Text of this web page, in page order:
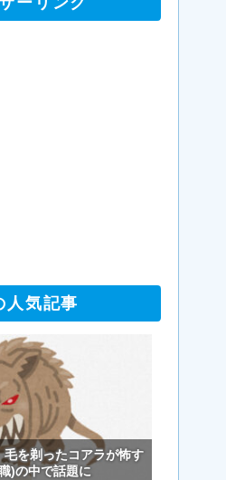
人気記事
毛を剃ったコアラが怖す
)の中で話題に